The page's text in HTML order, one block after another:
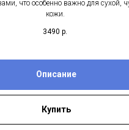
что особенно важно для сухой,
кожи.
3490 р.
Описание
Купить